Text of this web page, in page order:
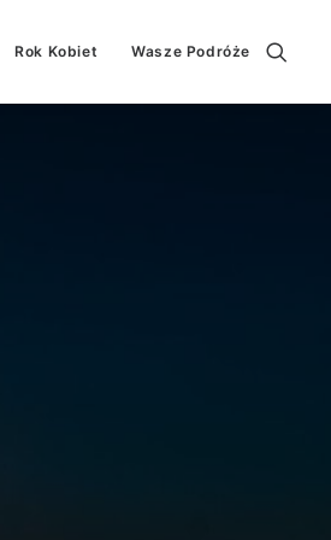
Rok Kobiet Wasze Podróże